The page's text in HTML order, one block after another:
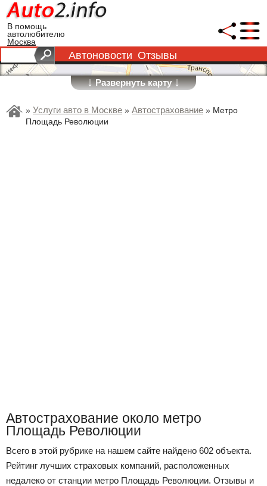
В помощь
автолюбителю
Москва
Автоновости Отзывы
↓Развернуть карту↓
» Услуги авто в Москве » Автострахование » Метро
Площадь Революции
Автострахование около метро
Площадь Революции
Всего в этой рубрике на нашем сайте найдено 602 объекта.
Рейтинг лучших страховых компаний, расположенных
недалеко от станции метро Площадь Революции. Отзывы и